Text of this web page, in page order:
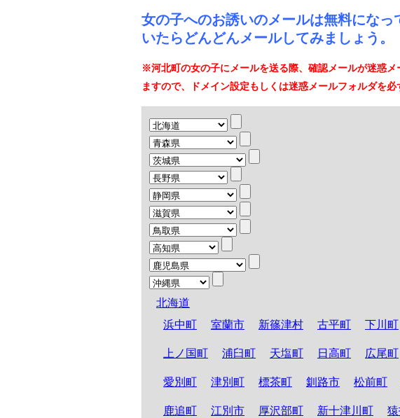
女の子へのお誘いのメールは無料にな
いたらどんどんメールしてみましょう。
※河北町の女の子にメールを送る際、確認メールが迷惑
ますので、ドメイン設定もしくは迷惑メールフォルダを必
北海道
浜中町
室蘭市 新篠津村 古平町 下川町
上ノ国町 浦臼町 天塩町 日高町 広尾町
愛別町 津別町 標茶町 釧路市 松前町
鹿追町 江別市 厚沢部町 新十津川町